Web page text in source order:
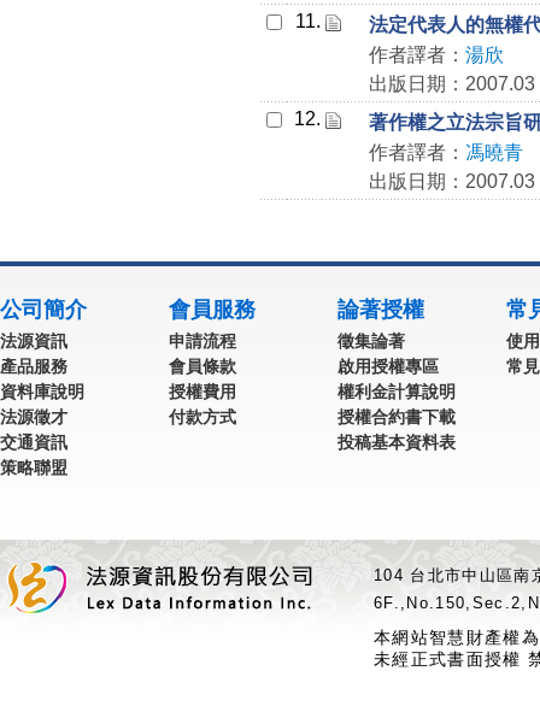
11.
法定代表人的無權
作者譯者： 湯欣
出版日期：2007.03
12.
著作權之立法宗旨
作者譯者： 馮曉青
出版日期：2007.03
公司簡介
法源資訊
產品服務
資料庫說明
法源徵才
交通資訊
策略聯盟
會員服務
申請流程
會員條款
授權費用
付款方式
論著授權
徵集論著
啟用授權專區
權利金計算說明
授權合約書下載
投稿基本資料表
常
使
常
104 台北市中山區
本網站智慧財產權
未經正式書面授權